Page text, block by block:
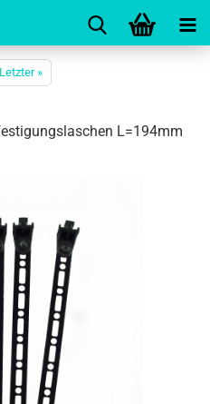
Letzter »
L=194mm